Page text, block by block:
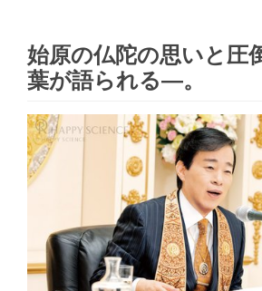
始原の仏陀の思いと圧
葉が語られる―。